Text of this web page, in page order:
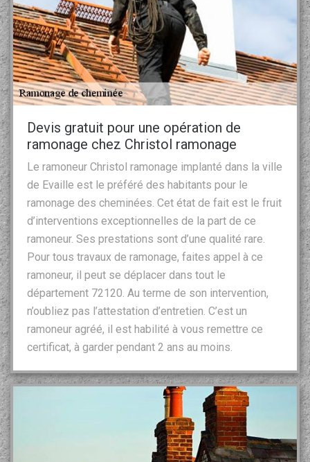
Devis gratuit pour une opération de
ramonage chez Christol ramonage
Le ramoneur Christol ramonage implanté dans la ville
de Evaille est le préféré des habitants pour le
ramonage des cheminées. Cet état de fait est le fruit
d’interventions exceptionnelles de la part de ce
ramoneur. Ses prestations sont d’une qualité rare.
Pour tous travaux de ramonage, faites appel à ce
ramoneur, il peut se déplacer dans tout le
département 72120. Au terme de son intervention,
n’oubliez pas l’attestation d’entretien. C’est un
ramoneur agréé, il est habilité à vous remettre ce
certificat, à garder pendant 2 ans au moins.